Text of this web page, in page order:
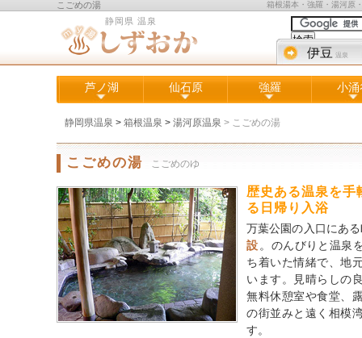
こごめの湯 箱根湯本・強羅・湯河原
静岡県 温泉
伊豆 温泉
芦ノ湖 仙石原 強羅 小涌
静岡県温泉 > 箱根温泉 > 湯河原温泉 > こごめの湯
こごめの湯 こごめのゆ
歴史ある温泉を手
る日帰り入浴
万葉公園の入口にあ
設。のんびりと温泉
ち着いた情緒で、地
います。見晴らしの
無料休憩室や食堂、
の街並みと遠く相模
す。